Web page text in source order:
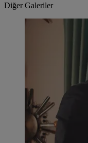
Diğer Galeriler